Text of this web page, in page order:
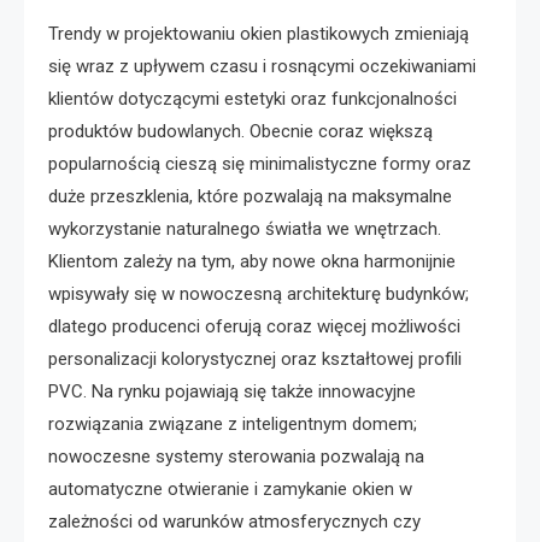
Trendy w projektowaniu okien plastikowych zmieniają
się wraz z upływem czasu i rosnącymi oczekiwaniami
klientów dotyczącymi estetyki oraz funkcjonalności
produktów budowlanych. Obecnie coraz większą
popularnością cieszą się minimalistyczne formy oraz
duże przeszklenia, które pozwalają na maksymalne
wykorzystanie naturalnego światła we wnętrzach.
Klientom zależy na tym, aby nowe okna harmonijnie
wpisywały się w nowoczesną architekturę budynków;
dlatego producenci oferują coraz więcej możliwości
personalizacji kolorystycznej oraz kształtowej profili
PVC. Na rynku pojawiają się także innowacyjne
rozwiązania związane z inteligentnym domem;
nowoczesne systemy sterowania pozwalają na
automatyczne otwieranie i zamykanie okien w
zależności od warunków atmosferycznych czy